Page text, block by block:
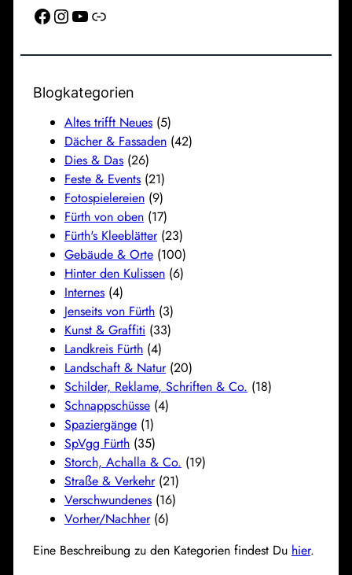
Facebook Instagram YouTube Link
Blogkategorien
Altes trifft Neues(5)
Dächer & Fassaden(42)
Dies & Das(26)
Feste & Events(21)
Fotospielereien(9)
Fürth von oben(17)
Fürth's Kleeblätter(23)
Gebäude & Orte(100)
Hinter den Kulissen(6)
Internes(4)
Jenseits von Fürth(3)
Kunst & Graffiti (33)
Landkreis Fürth(4)
Landschaft & Natur(20)
Schilder, Reklame, Schriften & Co. (18)
Schnappschüsse(4)
Spaziergänge(1)
SpVgg Fürth(35)
Storch, Achalla & Co. (19)
Straße & Verkehr(21)
Verschwundenes(16)
Vorher/Nachher(6)
Eine Beschreibung zu den Kategorien findest Du hier.